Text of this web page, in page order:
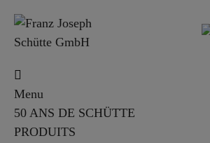
Menu
50 ANS DE SCHÜTTE
PRODUITS